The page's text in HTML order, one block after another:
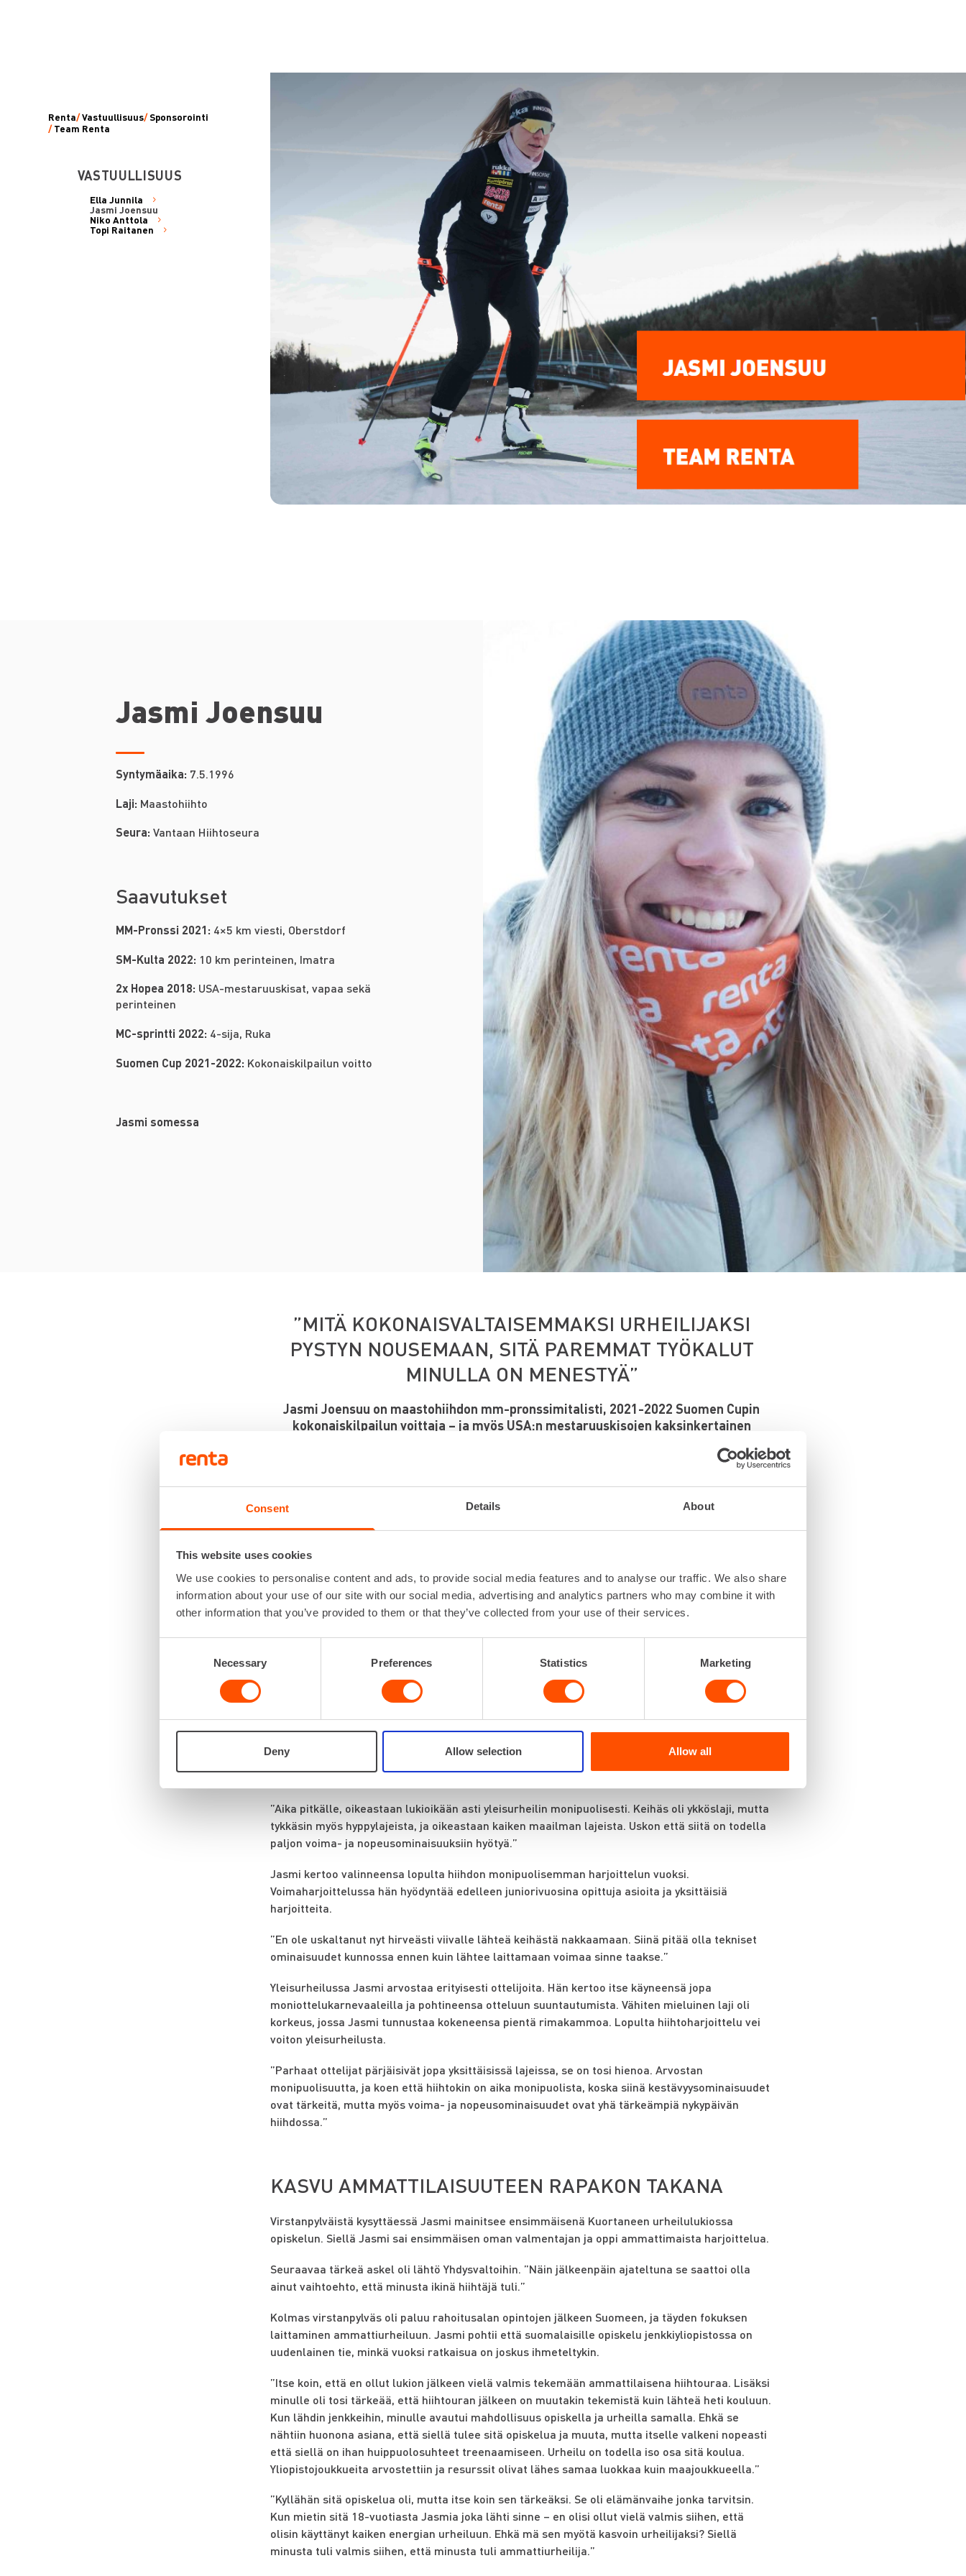
Consent Details About
This website uses cookies
We use cookies to personalise content and ads, to provide social media features and to analyse our traffic. We also share
information about your use of our site with our social media, advertising and analytics partners who may combine it with
other information that you’ve provided to them or that they’ve collected from your use of their services.
Necessary Preferences Statistics Marketing
Deny Allow selection Allow all
Renta/Vastuullisuus/Sponsorointi
/ Team Renta
VASTUULLISUUS
Ella Junnila
Jasmi Joensuu
Niko Anttola
Topi Raitanen
Jasmi Joensuu
Syntymäaika: 7.5.1996
Laji: Maastohiihto
Seura:Vantaan Hiihtoseura
Saavutukset
MM-Pronssi 2021: 4×5 km viesti, Oberstdorf
SM-Kulta 2022: 10 km perinteinen, Imatra
2x Hopea 2018: USA-mestaruuskisat, vapaa sekä
perinteinen
MC-sprintti 2022: 4-sija, Ruka
Suomen Cup 2021-2022: Kokonaiskilpailun voitto
Jasmi somessa
”MITÄ KOKONAISVALTAISEMMAKSI URHEILIJAKSI
PYSTYN NOUSEMAAN, SITÄ PAREMMAT TYÖKALUT
MINULLA ON MENESTYÄ”
Jasmi Joensuu on maastohiihdon mm-pronssimitalisti, 2021-2022 Suomen Cupin
kokonaiskilpailun voittaja – ja myös USA:n mestaruuskisojen kaksinkertainen
Räjähtävä, nopea ja rämäpäinen kilpailija on ratojen ulkopuolella iloinen ja helposti
lähestyttävä tyyppi, jolle on välillä tärkeää päästä irtautumaan hiihtokuplasta. Tämä
Jasmi Joensuusta tuli huippuhiihtäjä, mutta monipuolisesti lahjakkaan nuoren lopullinen
valinta olisi jossain vaiheessa saattanut kääntyä myös yleisurheilun puolelle.
tykännyt siitä aina, mutta koen myös että minulla oli aika paljon lahjoja siihen.”
”Tottakai se, että saa puskea kroppaa äärirajoille – se tunne sen jälkeen on varmasti paras.
mitä siitä saa – se tunne on hiihdossa se paras asia. Sitä eivät ehkä muut ymmärrä kuin ne,
jotka oikeasti kokevat sen tunteen.”
Jasmi on nuorena kilpaillut ja menestynyt myös keihäänheitossa sekä 800 metrin viestissä.
”Aika pitkälle, oikeastaan lukioikään asti yleisurheilin monipuolisesti. Keihäs oli ykköslaji, mutta
tykkäsin myös hyppylajeista, ja oikeastaan kaiken maailman lajeista. Uskon että siitä on todella
paljon voima- ja nopeusominaisuuksiin hyötyä.”
Jasmi kertoo valinneensa lopulta hiihdon monipuolisemman harjoittelun vuoksi.
Voimaharjoittelussa hän hyödyntää edelleen juniorivuosina opittuja asioita ja yksittäisiä
harjoitteita.
”En ole uskaltanut nyt hirveästi viivalle lähteä keihästä nakkaamaan. Siinä pitää olla tekniset
ominaisuudet kunnossa ennen kuin lähtee laittamaan voimaa sinne taakse.”
Yleisurheilussa Jasmi arvostaa erityisesti ottelijoita. Hän kertoo itse käyneensä jopa
moniottelukarnevaaleilla ja pohtineensa otteluun suuntautumista. Vähiten mieluinen laji oli
korkeus, jossa Jasmi tunnustaa kokeneensa pientä rimakammoa. Lopulta hiihtoharjoittelu vei
voiton yleisurheilusta.
”Parhaat ottelijat pärjäisivät jopa yksittäisissä lajeissa, se on tosi hienoa. Arvostan
monipuolisuutta, ja koen että hiihtokin on aika monipuolista, koska siinä kestävyysominaisuudet
ovat tärkeitä, mutta myös voima- ja nopeusominaisuudet ovat yhä tärkeämpiä nykypäivän
hiihdossa.”
KASVU AMMATTILAISUUTEEN RAPAKON TAKANA
Virstanpylväistä kysyttäessä Jasmi mainitsee ensimmäisenä Kuortaneen urheilulukiossa
opiskelun. Siellä Jasmi sai ensimmäisen oman valmentajan ja oppi ammattimaista harjoittelua.
Seuraavaa tärkeä askel oli lähtö Yhdysvaltoihin. ”Näin jälkeenpäin ajateltuna se saattoi olla
ainut vaihtoehto, että minusta ikinä hiihtäjä tuli.”
Kolmas virstanpylväs oli paluu rahoitusalan opintojen jälkeen Suomeen, ja täyden fokuksen
laittaminen ammattiurheiluun. Jasmi pohtii että suomalaisille opiskelu jenkkiyliopistossa on
uudenlainen tie, minkä vuoksi ratkaisua on joskus ihmeteltykin.
”Itse koin, että en ollut lukion jälkeen vielä valmis tekemään ammattilaisena hiihtouraa. Lisäksi
minulle oli tosi tärkeää, että hiihtouran jälkeen on muutakin tekemistä kuin lähteä heti kouluun.
Kun lähdin jenkkeihin, minulle avautui mahdollisuus opiskella ja urheilla samalla. Ehkä se
nähtiin huonona asiana, että siellä tulee sitä opiskelua ja muuta, mutta itselle valkeni nopeasti
että siellä on ihan huippuolosuhteet treenaamiseen. Urheilu on todella iso osa sitä koulua.
Yliopistojoukkueita arvostettiin ja resurssit olivat lähes samaa luokkaa kuin maajoukkueella.”
”Kyllähän sitä opiskelua oli, mutta itse koin sen tärkeäksi. Se oli elämänvaihe jonka tarvitsin.
Kun mietin sitä 18-vuotiasta Jasmia joka lähti sinne – en olisi ollut vielä valmis siihen, että
olisin käyttänyt kaiken energian urheiluun. Ehkä mä sen myötä kasvoin urheilijaksi? Siellä
minusta tuli valmis siihen, että minusta tuli ammattiurheilija.”